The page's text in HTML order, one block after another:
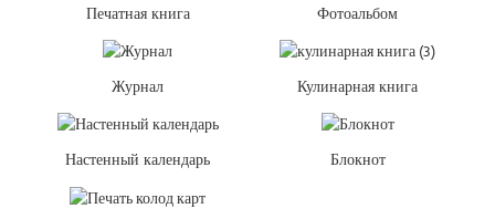
Печатная книга Фотоальбом
Журнал Кулинарная книга
Настенный календарь Блокнот